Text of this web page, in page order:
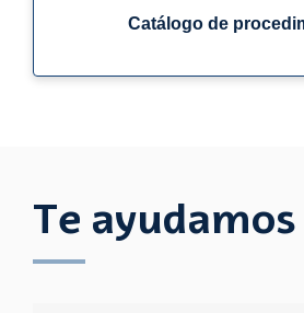
Catálogo de
Te ayudamos